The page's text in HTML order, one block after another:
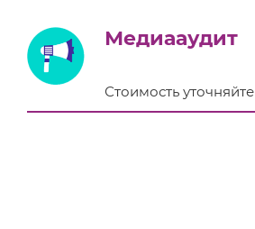
Медиааудит
Стоимость уточняйте